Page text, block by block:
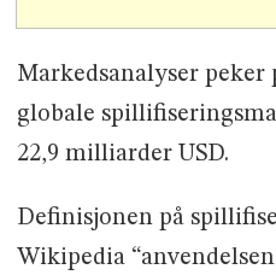
Markedsanalyser peker
globale
22,9 milliarder USD.
Definisjonen på
Wikipedia